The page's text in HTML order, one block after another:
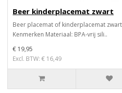
Beer kinderplacemat zwart
Beer placemat of kinderplacemat zwart
Kenmerken Materiaal: BPA-vrij sili..
€ 19,95
Excl. BTW: € 16,49